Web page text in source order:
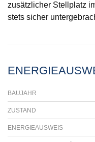
zusätzlicher Stellplatz
stets sicher
BAUJAHR
ZUSTAND
ENERGIEAUSWEIS